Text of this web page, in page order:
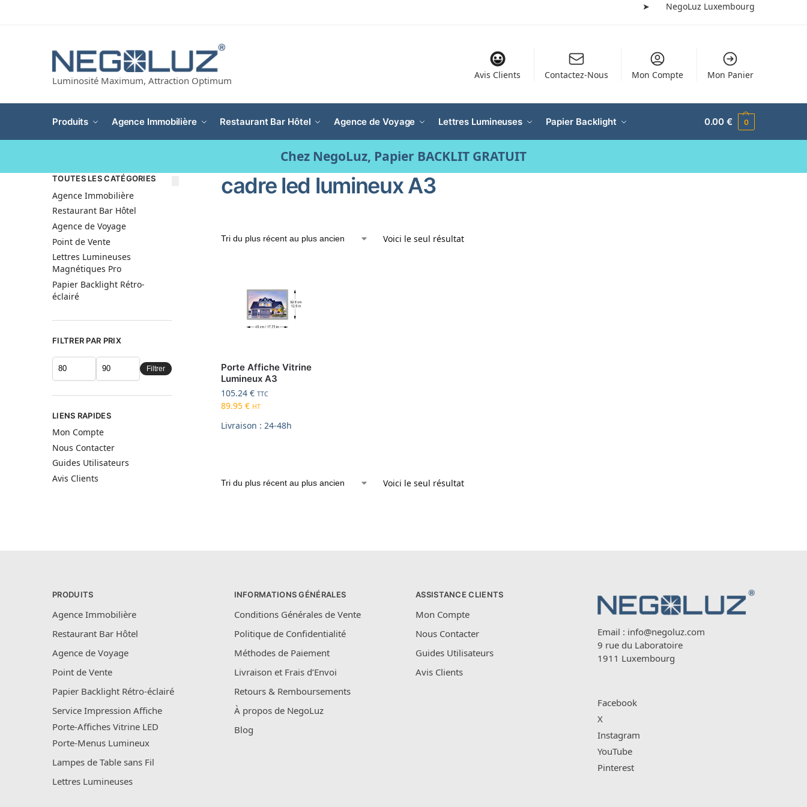
➤ NegoLuz Luxembourg
Luminosité Maximum, Attraction Optimum
Avis Clients Contactez-Nous Mon Compte Mon Panier
Produits Agence Immobilière Restaurant Bar Hôtel Agence de Voyage Lettres Lumineuses Papier Backlight 0.00€ 0
Chez NegoLuz, Papier BACKLIT GRATUIT
cadre led lumineux A3
Voici le seul résultat
Porte Affiche Vitrine
Lumineux A3
105.24 € TTC
89.95 € HT
Livraison : 24-48h
Voici le seul résultat
TOUTES LES CATÉGORIES
Agence Immobilière
Restaurant Bar Hôtel
Agence de Voyage
Point de Vente
Lettres Lumineuses
Magnétiques Pro
Papier Backlight Rétro-
éclairé
FILTRER PAR PRIX
Filtrer
LIENS RAPIDES
Mon Compte
Nous Contacter
Guides Utilisateurs
Avis Clients
PRODUITS
Agence Immobilière
Restaurant Bar Hôtel
Agence de Voyage
Point de Vente
Papier Backlight Rétro-éclairé
Service Impression Affiche
Porte-Affiches Vitrine LED
Porte-Menus Lumineux
Lampes de Table sans Fil
Lettres Lumineuses
INFORMATIONS GÉNÉRALES
Conditions Générales de Vente
Politique de Confidentialité
Méthodes de Paiement
Livraison et Frais d’Envoi
Retours & Remboursements
À propos de NegoLuz
Blog
ASSISTANCE CLIENTS
Mon Compte
Nous Contacter
Guides Utilisateurs
Avis Clients
Email : info@negoluz.com
9 rue du Laboratoire
1911 Luxembourg
Facebook
X
Instagram
YouTube
Pinterest